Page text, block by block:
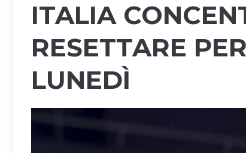
ITALIA
RESETTARE
LUNEDÌ